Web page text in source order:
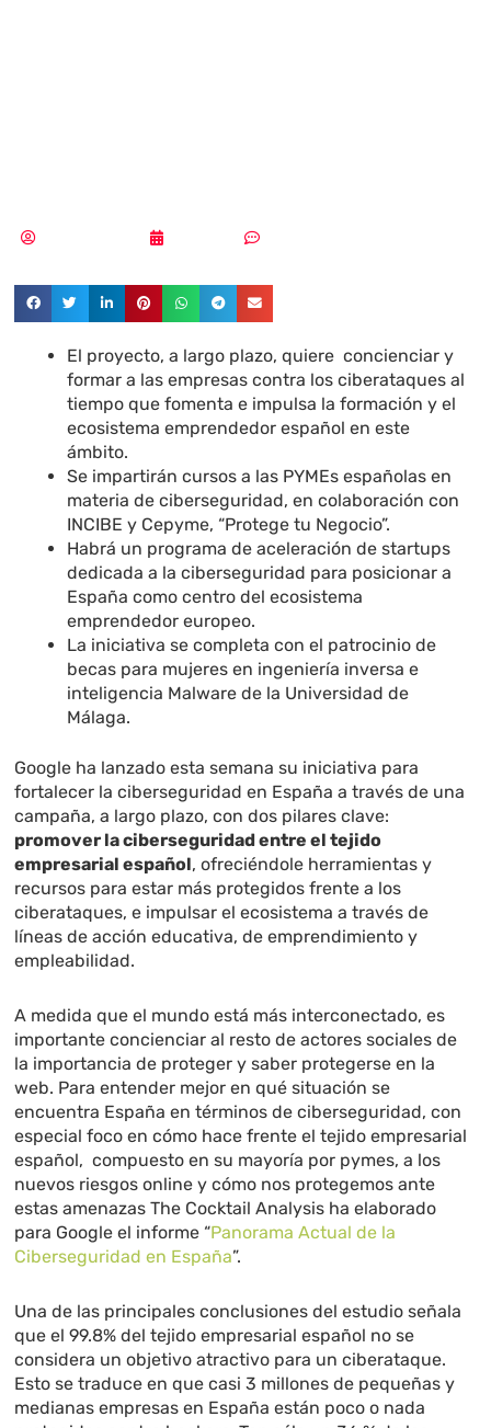
El proyecto, a largo plazo, quiere concienciar y
formar a las empresas contra los ciberataques al
tiempo que fomenta e impulsa la formación y el
ecosistema emprendedor español en este
ámbito.
Se impartirán cursos a las PYMEs españolas en
materia de ciberseguridad, en colaboración con
INCIBE y Cepyme, “Protege tu Negocio”.
Habrá un programa de aceleración de startups
dedicada a la ciberseguridad para posicionar a
España como centro del ecosistema
emprendedor europeo.
La iniciativa se completa con el patrocinio de
becas para mujeres en ingeniería inversa e
inteligencia Malware de la Universidad de
Málaga.
Google ha lanzado esta semana su iniciativa para
fortalecer la ciberseguridad en España a través de una
campaña, a largo plazo, con dos pilares clave:
promover la ciberseguridad entre el tejido
empresarial español, ofreciéndole herramientas y
recursos para estar más protegidos frente a los
ciberataques, e impulsar el ecosistema a través de
líneas de acción educativa, de emprendimiento y
empleabilidad.
A medida que el mundo está más interconectado, es
importante concienciar al resto de actores sociales de
la importancia de proteger y saber protegerse en la
web. Para entender mejor en qué situación se
encuentra España en términos de ciberseguridad, con
especial foco en cómo hace frente el tejido empresarial
español, compuesto en su mayoría por pymes, a los
nuevos riesgos online y cómo nos protegemos ante
estas amenazas The Cocktail Analysis ha elaborado
para Google el informe “Panorama Actual de la
Ciberseguridad en España”.
Una de las principales conclusiones del estudio señala
que el 99.8% del tejido empresarial español no se
considera un objetivo atractivo para un ciberataque.
Esto se traduce en que casi 3 millones de pequeñas y
medianas empresas en España están poco o nada